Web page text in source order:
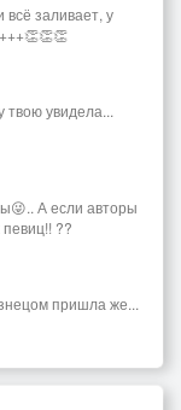
заливает, у
твою увидела...
А если авторы
??
пришла же...